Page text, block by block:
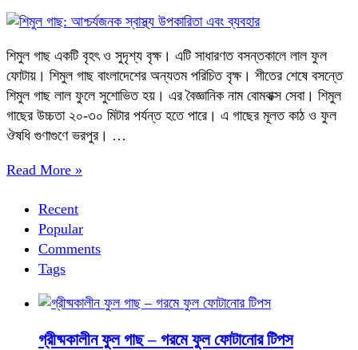
গাছ:
স্বাস্থ্য
উপকারিতা
এবং
ব্যবহার
শিমুল গাছ একটি বৃহৎ ও সুদৃশ্য বৃক্ষ। এটি সাধারণত বসন্তকালে লাল ফুল
ফোটায়। শিমুল গাছ বাংলাদেশের অন্যতম পরিচিত বৃক্ষ। শীতের শেষে বসন্তে
শিমুল গাছ লাল ফুলে সুশোভিত হয়। এর বৈজ্ঞানিক নাম বোমবাক্স সেবা। শিমুল
গাছের উচ্চতা ২০-৩০ মিটার পর্যন্ত হতে পারে। এ গাছের মূলত কাঠ ও ফুল
ঔষধি গুণাগুণে ভরপুর। …
Read More »
Recent
Popular
Comments
Tags
গ্রীষ্মকালীন ফুল গাছ – গরমে ফুল ফোটানোর টিপস